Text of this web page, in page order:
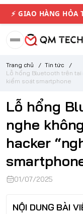
HÀNG
Trang chủ / Tin tức
/
Lỗ hổng Bluetooth trên tai
kiểm soát smartphone
Lỗ hổng
nghe
hacker
01/07/2025
NỘI DUNG BÀI